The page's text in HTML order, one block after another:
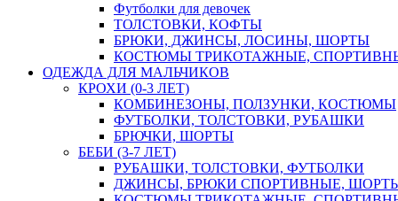
Футболки для девочек
ТОЛСТОВКИ, КОФТЫ
БРЮКИ, ДЖИНСЫ, ЛОСИНЫ, ШОРТЫ
КОСТЮМЫ ТРИКОТАЖНЫЕ,
ОДЕЖДА ДЛЯ МАЛЬЧИКОВ
КРОХИ (0-3 ЛЕТ)
КОМБИНЕЗОНЫ, ПОЛЗУНКИ, КОСТЮМЫ
ФУТБОЛКИ, ТОЛСТОВКИ, РУБАШКИ
БРЮЧКИ, ШОРТЫ
БЕБИ (3-7 ЛЕТ)
РУБАШКИ, ТОЛСТОВКИ, ФУТБОЛКИ
ДЖИНСЫ, БРЮКИ СПОРТИВНЫЕ,